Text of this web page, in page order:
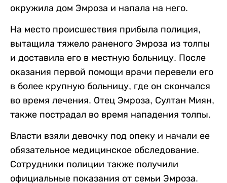
окружила дом Эмроза и напала на него.
На место происшествия прибыла полиция,
вытащила тяжело раненого Эмроза из толпы
и доставила его в местную больницу. После
оказания первой помощи врачи перевели его
в более крупную больницу, где он скончался
во время лечения. Отец Эмроза, Султан Миян,
также пострадал во время нападения толпы.
Власти взяли девочку под опеку и начали ее
обязательное медицинское обследование.
Сотрудники полиции также получили
официальные показания от семьи Эмроза.